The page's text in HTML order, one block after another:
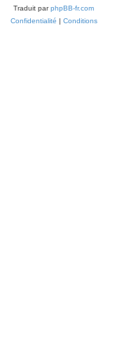
Traduit parphpBB-fr.com
Confidentialité | Conditions